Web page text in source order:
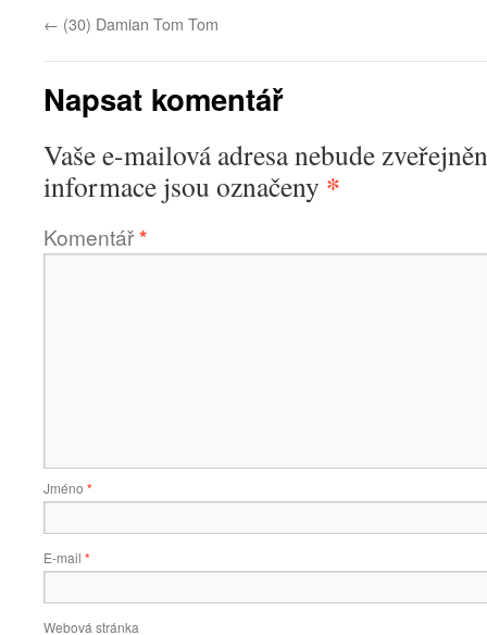
← (30) Damian Tom Tom
Napsat komentář
Vaše e-mailová adresa nebude
informace jsou označeny *
Komentář*
Jméno *
E-mail *
Webová stránka